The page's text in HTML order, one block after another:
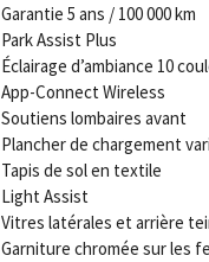
Garantie 5 ans / 100 000 km
Park Assist Plus
Éclairage d’ambiance 10
App-Connect Wireless
Soutiens lombaires avant
Plancher de chargement
Tapis de sol en textile
Light Assist
Vitres latérales et arrière
Garniture chromée sur les